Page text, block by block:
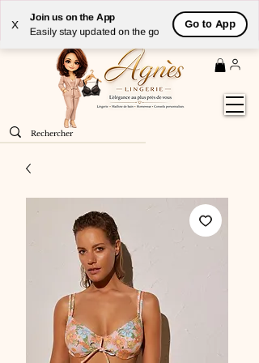
X
Join us on the App
Easily stay updated on the go
Go to App
Livraison GRATUITE(à partir de 59€) à domicile par
Colissimo en France métropolitaine